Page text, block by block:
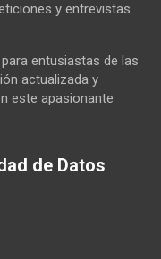
y entrevistas
entusiastas de las
actualizada y
este apasionante
de Datos